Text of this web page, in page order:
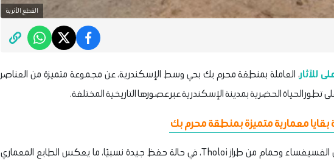
القطع الأثرية
للآثار، العاملة بمنطقة محرم بك بحي وسط الإسكندرية، عن مجموعة متميزة من العناصر
تطور الحياة الحضرية بمدينة الإسكندرية عبر عصورها التاريخية المختلفة.
بقايا معمارية متميزة بمنطقة محرم بك
ووفقًا لمصادر خاصة، تم العثور على أرضيات من الفسيفساء وحمام من طراز Tholoi، في حالة حفظ جيدة نسبيًا، ما يعكس الطابع المعماري